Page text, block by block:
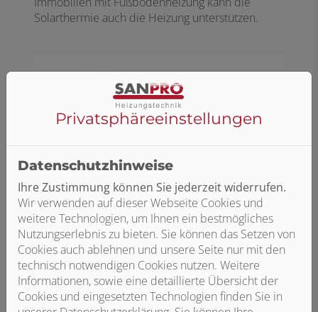
Solarthermie auch die Heizung unterstützen.
Gas-Hybridheizung mit Wärmepumpe​
In Kombination mit einer Wärmepumpe werden
bis zu 80 Prozent der Wärme aus der Umwelt
gewonnen. Das kann sowohl eine
Luftwärmepumpe wie auch eine
Erdwärmepumpe sein. Der Restbedarf wird über
Privatsphäre­einstellungen
Datenschutzhinweise
Ihre Zustimmung können Sie jederzeit widerrufen.
Wir verwenden auf dieser Webseite Cookies und
weitere Technologien, um Ihnen ein bestmögliches
Nutzungserlebnis zu bieten. Sie können das Setzen von
Cookies auch ablehnen und unsere Seite nur mit den
technisch notwendigen Cookies nutzen. Weitere
Informationen, sowie eine detaillierte Übersicht der
Cookies und eingesetzten Technologien finden Sie in